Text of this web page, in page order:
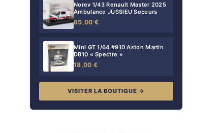
Norev 1/43 Renault Master 2025
Ambulance JUSSIEU Secours
65,00 €
Mini GT 1/64 #910 Aston Martin
DB10 « Spectre »
18,00 €
VISITER LA BOUTIQUE →